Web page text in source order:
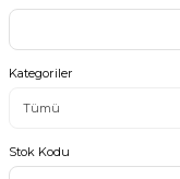
Setler
Setler
Kategoriler
Stok Kodu